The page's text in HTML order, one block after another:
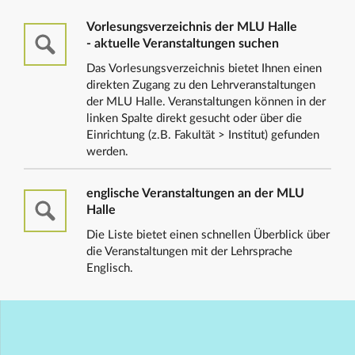
Vorlesungsverzeichnis der MLU Halle
- aktuelle Veranstaltungen suchen
Das Vorlesungsverzeichnis bietet Ihnen einen
direkten Zugang zu den Lehrveranstaltungen
der MLU Halle. Veranstaltungen können in der
linken Spalte direkt gesucht oder über die
Einrichtung (z.B. Fakultät > Institut) gefunden
werden.
englische Veranstaltungen an der MLU
Halle
Die Liste bietet einen schnellen Überblick über
die Veranstaltungen mit der Lehrsprache
Englisch.